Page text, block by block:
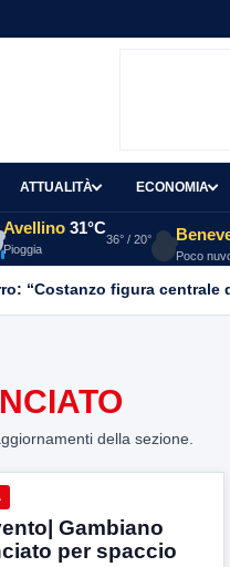
ATTUALITÀ ECONOMIA
Avellino 31°C
Pioggia
36° / 20°
Poco
“Costanzo figura
della sezione.
Gambiano
per spaccio